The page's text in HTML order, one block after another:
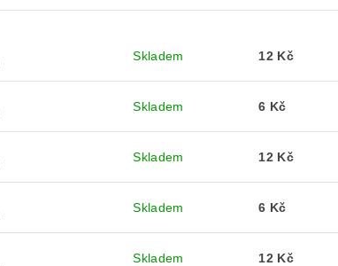
Skladem 12 Kč
Skladem 6 Kč
Skladem 12 Kč
Skladem 6 Kč
Skladem 12 Kč